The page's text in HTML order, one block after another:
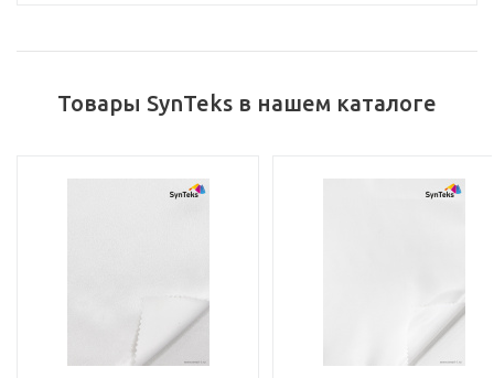
Товары SynTeks в нашем каталоге